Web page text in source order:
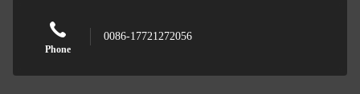
Phone
0086-17721272056